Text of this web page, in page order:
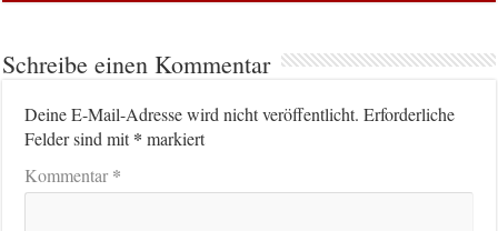
Schreibe einen Kommentar
Deine E-Mail-Adresse wird nicht veröffentlicht. Erforderliche
Felder sind mit* markiert
Kommentar*